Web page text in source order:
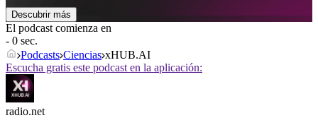
Descubrir más
El podcast comienza en
- 0 sec.
Podcasts Ciencias xHUB.AI
Escucha gratis este podcast en la aplicación:
radio.net